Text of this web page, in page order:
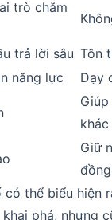
trò chăm
trả lời sâu Tôn
năng lực Dạy
khác
Giữ
đồng
thể biểu hiện
phá, nhưng